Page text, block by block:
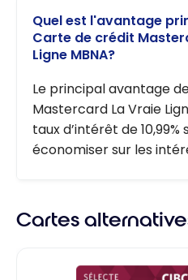
Quel est l'avantage
Carte de crédit
Ligne MBNA?
Le principal avantage
Mastercard La Vraie
taux d’intérêt de
économiser sur les
Cartes